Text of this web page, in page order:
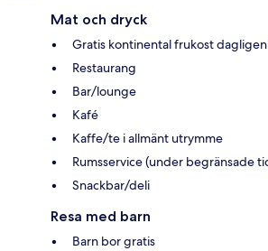
Mat och dryck
Gratis kontinental frukost
Restaurang
Bar/lounge
Kafé
Kaffe/te i allmänt utrymme
Rumsservice (under begränsade
Snackbar/deli
Resa med barn
Barn bor gratis